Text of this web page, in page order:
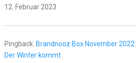
12. Februar 2023
Pingback: Brandnooz Box November 2022:
Der Winter kommt